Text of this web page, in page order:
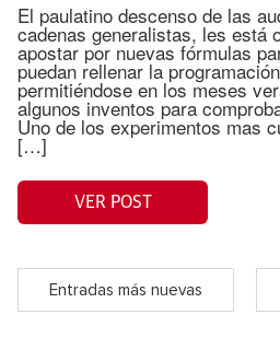
El paulatino descenso de las
cadenas generalistas, les está
apostar por nuevas fórmulas
puedan rellenar la
permitiéndose en los meses
algunos inventos para
Uno de los experimentos mas
[…]
VER POST
Entradas más nuevas